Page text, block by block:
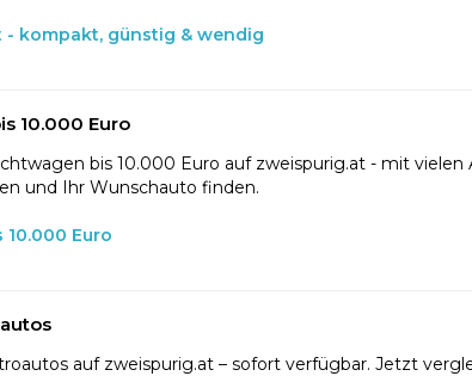
kompakt, günstig & wendig
10.000 Euro
bis 10.000 Euro auf zweispurig.at - mit
und Ihr Wunschauto finden.
Euro
auf zweispurig.at – sofort verfügbar. Jetzt